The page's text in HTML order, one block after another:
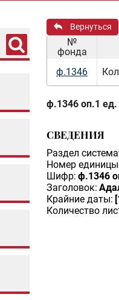
Вернуться
№
фонда
ф.1346
ф.1346 оп.1 ед.
СВЕДЕНИЯ
Раздел
Номер единицы
Шифр: ф.1346
Заголовок:
Крайние даты:
Количество